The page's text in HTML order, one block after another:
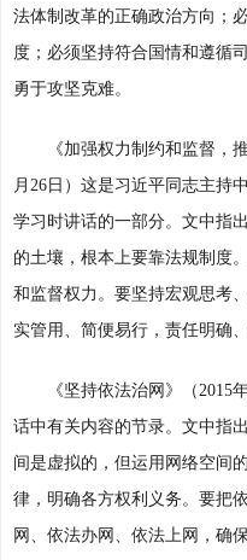
法体制改革的正确政治方向；
度；必须坚持符合国情和遵循
勇于攻坚克难。
《加强权力制约和监督，推
月26日）这是习近平同志主持
学习时讲话的一部分。文中指
的土壤，根本上要靠法规制度
和监督权力。要坚持宏观思考
实管用、简便易行，责任明确
《坚持依法治网》（2015年
话中有关内容的节录。文中指
间是虚拟的，但运用网络空间
律，明确各方权利义务。要把
网、依法办网、依法上网，确